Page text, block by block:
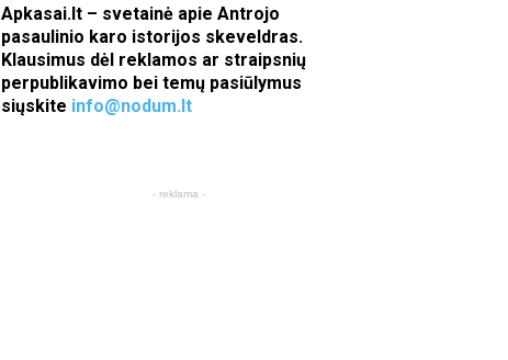
Apkasai.lt – svetainė apie Antrojo
pasaulinio karo istorijos skeveldras.
Klausimus dėl reklamos ar straipsnių
perpublikavimo bei temų pasiūlymus
siųskite info@nodum.lt
- reklama -